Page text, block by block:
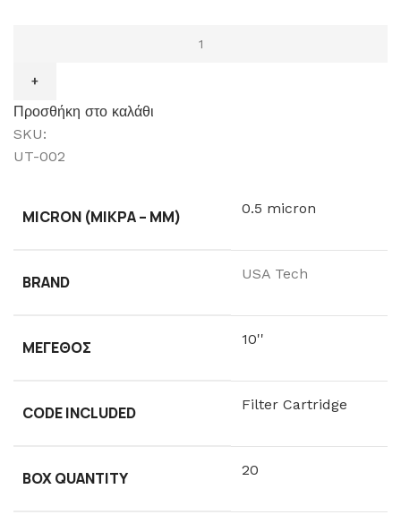
Προσθήκη στο καλάθι
SKU:
UT-002
MICRON (ΜΙΚΡΆ – ΜM) 0.5 micron
BRAND USA Tech
ΜΈΓΕΘΟΣ 10''
CODE INCLUDED Filter Cartridge
BOX QUANTITY 20